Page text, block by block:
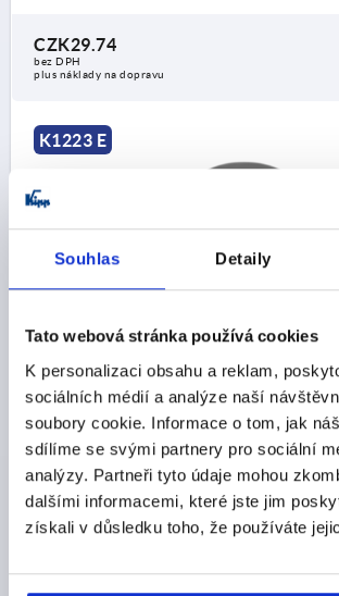
Souhlas Detaily
Tato webová stránka používá cookies
K personalizaci obsahu a reklam,
sociálních médií a analýze naší
soubory cookie. Informace o tom, jak
sdílíme se svými partnery pro sociální
analýzy. Partneři tyto údaje mohou
dalšími informacemi, které jste jim
získali v důsledku toho, že používáte
CZK29.74
bez DPH
plus náklady na dopravu
K1223 E
DUROPLAST, ČERNÁ, KOMP:OCEL,
ZÁVIT=M8
MATERIÁL KOMPONENTY=OCEL
D2=17
Objednací číslo: K1223.202608
CZK57.20